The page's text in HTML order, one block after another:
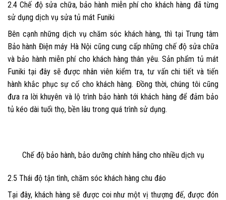
2.4 Chế độ sửa chữa, bảo hành miễn phí cho khách hàng đã từng
sử dụng dịch vụ sửa tủ mát Funiki
Bên cạnh những dịch vụ chăm sóc khách hàng, thì tạiTrung tâm
Bảo hành Điện máy Hà Nội cũng cung cấp những chế độ sửa chữa
và bảo hành miễn phí cho khách hàng thân yêu. Sản phẩm tủ mát
Funiki tại đây sẽ được nhân viên kiểm tra, tư vấn chi tiết và tiến
hành khắc phục sự cố cho khách hàng. Đồng thời, chúng tôi cũng
đưa ra lời khuyên và lộ trình bảo hành tới khách hàng để đảm bảo
tủ kéo dài tuổi thọ, bền lâu trong quá trình sử dụng.
Chế độ bảo hành, bảo dưỡng chính hãng cho nhiều dịch vụ
2.5 Thái độ tận tình, chăm sóc khách hàng chu đáo
Tại đây, khách hàng sẽ được coi như một vị thượng đế, được đón